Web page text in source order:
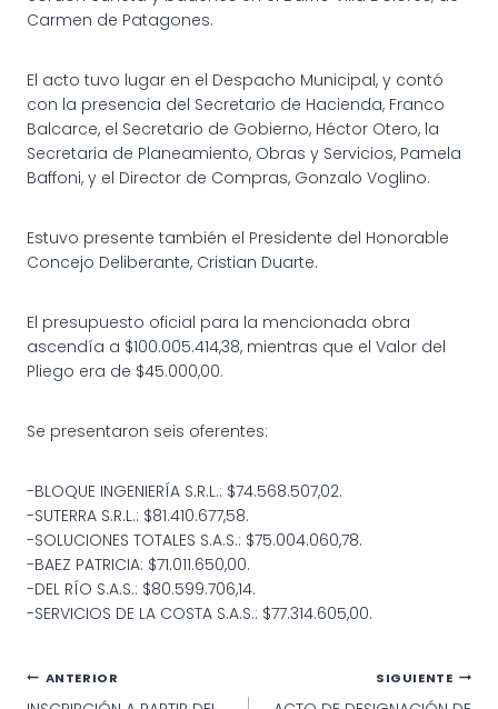
Carmen de Patagones.
El acto tuvo lugar en el Despacho Municipal, y contó
con la presencia del Secretario de Hacienda, Franco
Balcarce, el Secretario de Gobierno, Héctor Otero, la
Secretaria de Planeamiento, Obras y Servicios, Pamela
Baffoni, y el Director de Compras, Gonzalo Voglino.
Estuvo presente también el Presidente del Honorable
Concejo Deliberante, Cristian Duarte.
El presupuesto oficial para la mencionada obra
ascendía a $100.005.414,38, mientras que el Valor del
Pliego era de $45.000,00.
Se presentaron seis oferentes:
-BLOQUE INGENIERÍA S.R.L.: $74.568.507,02.
-SUTERRA S.R.L.: $81.410.677,58.
-SOLUCIONES TOTALES S.A.S.: $75.004.060,78.
-BAEZ PATRICIA: $71.011.650,00.
-DEL RÍO S.A.S.: $80.599.706,14.
-SERVICIOS DE LA COSTA S.A.S.: $77.314.605,00.
Navegación
ANTERIOR SIGUIENTE